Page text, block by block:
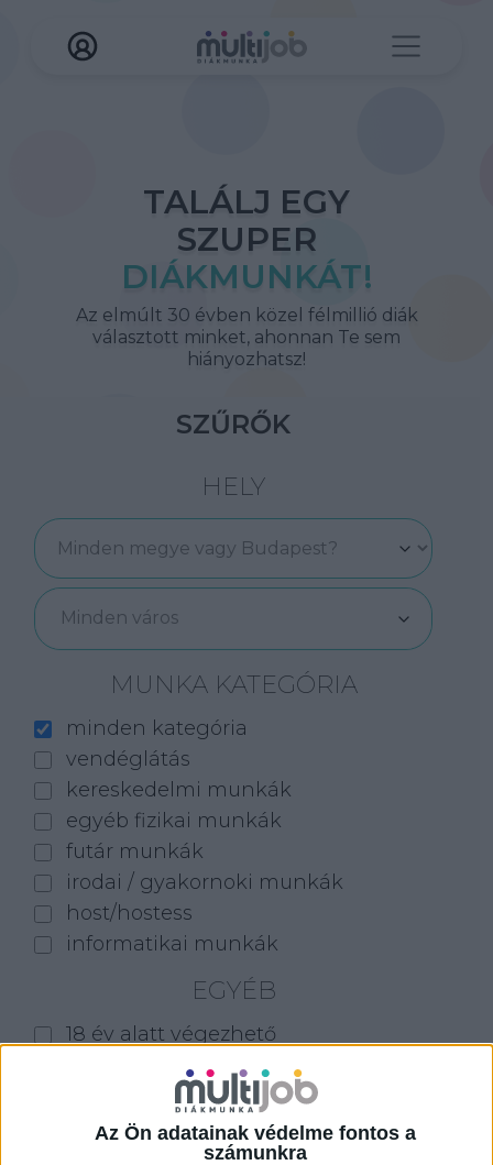
Az Ön adatainak védelme fontos a
számunkra
TALÁLJ EGY
SZUPER
DIÁKMUNKÁT!
Az elmúlt 30 évben közel félmillió diák
választott minket, ahonnan Te sem
hiányozhatsz!
SZŰRŐK
HELY
Minden város
MUNKA KATEGÓRIA
minden kategória
vendéglátás
kereskedelmi munkák
egyéb fizikai munkák
futár munkák
irodai / gyakornoki munkák
host/hostess
informatikai munkák
EGYÉB
18 év alatt végezhető
for foreigners (külföldieknek)
homeoffice
Szűrés